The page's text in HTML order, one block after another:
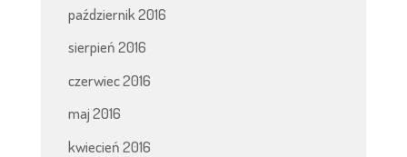
październik 2016
sierpień 2016
czerwiec 2016
maj 2016
kwiecień 2016